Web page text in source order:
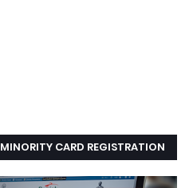
MINORITY CARD REGISTRATION